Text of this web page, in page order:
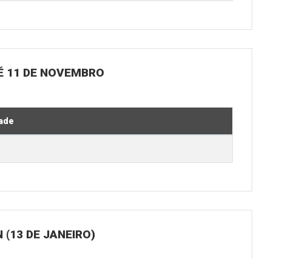
11 DE NOVEMBRO
(13 DE JANEIRO)